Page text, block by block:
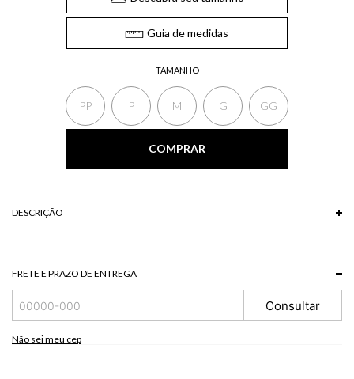
TAMANHO
PP P M G GG
Guia de medidas
COMPRAR
DESCRIÇÃO
FRETE E PRAZO DE ENTREGA
Consultar
Não sei meu cep